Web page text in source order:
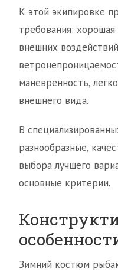
К этой экипировке
требования:
внешних
маневренность,
внешнего вида.
В
разнообразные,
выбора лучшего
основные критерии.
Зимний костюм